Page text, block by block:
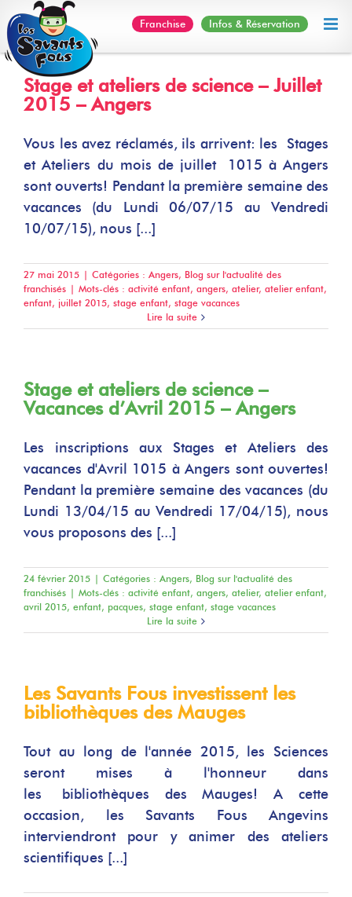
Skip
to
content
Infos & Réservation
Franchise
Stage et ateliers de science – Juillet
2015 – Angers
Vous les avez réclamés, ils arrivent: les Stages
et Ateliers du mois de juillet 1015 à Angers
sont ouverts! Pendant la première semaine des
vacances (du Lundi 06/07/15 au Vendredi
10/07/15), nous [...]
27 mai 2015 | Catégories : Angers, Blog sur l'actualité des
franchisés | Mots-clés : activité enfant, angers, atelier, atelier enfant,
enfant, juillet 2015, stage enfant, stage vacances
Lire la suite
Stage et ateliers de science –
Vacances d’Avril 2015 – Angers
Les inscriptions aux Stages et Ateliers des
vacances d'Avril 1015 à Angers sont ouvertes!
Pendant la première semaine des vacances (du
Lundi 13/04/15 au Vendredi 17/04/15), nous
vous proposons des [...]
24 février 2015 | Catégories : Angers, Blog sur l'actualité des
franchisés | Mots-clés : activité enfant, angers, atelier, atelier enfant,
avril 2015, enfant, pacques, stage enfant, stage vacances
Lire la suite
Les Savants Fous investissent les
bibliothèques des Mauges
Tout au long de l'année 2015, les Sciences
seront mises à l'honneur dans
les bibliothèques des Mauges! A cette
occasion, les Savants Fous Angevins
interviendront pour y animer des ateliers
scientifiques [...]